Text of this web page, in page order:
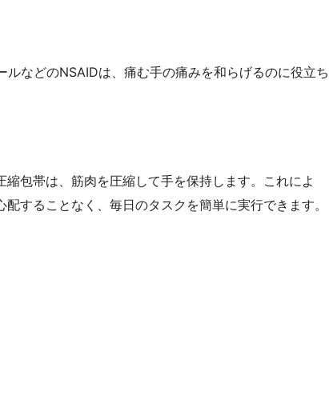
ルなどのNSAIDは、痛む手の痛みを和らげるのに役立ち
縮包帯は、筋肉を圧縮して手を保持します。これによ
配することなく、毎日のタスクを簡単に実行できます。